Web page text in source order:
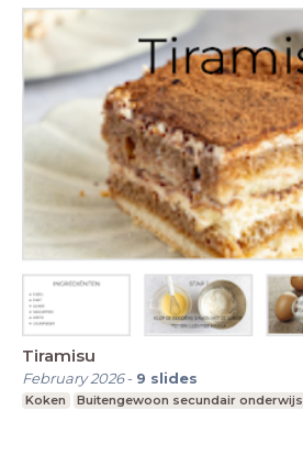
Tiramisu
February 2026- 9 slides
Koken Buitengewoon secundair onderwijs